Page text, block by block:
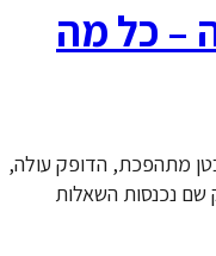
– כל מה
מתהפכת, הדופק עולה,
שם נכנסות השאלות